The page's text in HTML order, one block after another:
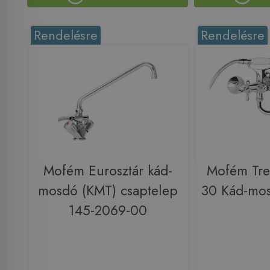
Rendelésre
Mofém Eurosztár kád-
mosdó (KMT) csaptelep
145-2069-00
Rendelésre
Mofém
30 Kád-